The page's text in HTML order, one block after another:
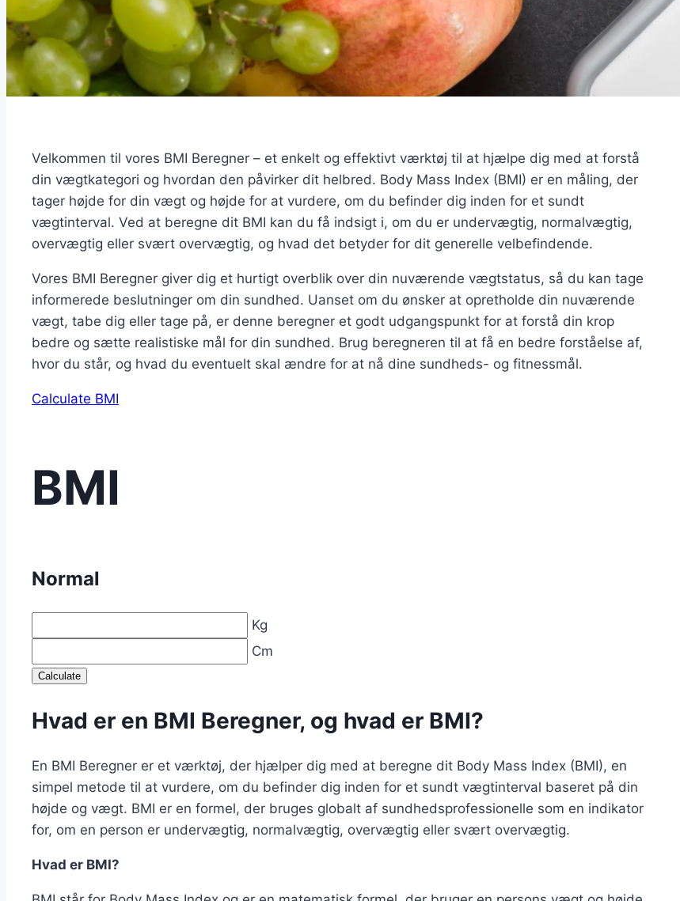
Velkommen til vores BMI Beregner – et enkelt og effektivt værktøj til at hjælpe dig med at forstå
din vægtkategori og hvordan den påvirker dit helbred. Body Mass Index (BMI) er en måling, der
tager højde for din vægt og højde for at vurdere, om du befinder dig inden for et sundt
vægtinterval. Ved at beregne dit BMI kan du få indsigt i, om du er undervægtig, normalvægtig,
overvægtig eller svært overvægtig, og hvad det betyder for dit generelle velbefindende.
Vores BMI Beregner giver dig et hurtigt overblik over din nuværende vægtstatus, så du kan tage
informerede beslutninger om din sundhed. Uanset om du ønsker at opretholde din nuværende
vægt, tabe dig eller tage på, er denne beregner et godt udgangspunkt for at forstå din krop
bedre og sætte realistiske mål for din sundhed. Brug beregneren til at få en bedre forståelse af,
hvor du står, og hvad du eventuelt skal ændre for at nå dine sundheds- og fitnessmål.
Calculate BMI
BMI
Normal
Kg
Cm
Calculate
Hvad er en BMI Beregner, og hvad er BMI?
En BMI Beregner er et værktøj, der hjælper dig med at beregne dit Body Mass Index (BMI), en
simpel metode til at vurdere, om du befinder dig inden for et sundt vægtinterval baseret på din
højde og vægt. BMI er en formel, der bruges globalt af sundhedsprofessionelle som en indikator
for, om en person er undervægtig, normalvægtig, overvægtig eller svært overvægtig.
Hvad er BMI?